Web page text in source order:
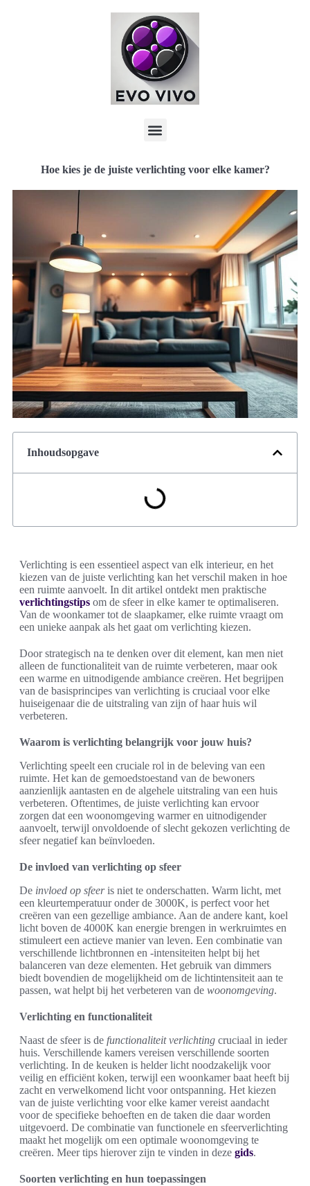
Hoe kies je de juiste verlichting voor elke kamer?
Inhoudsopgave
Verlichting is een essentieel aspect van elk interieur, en het
kiezen van de juiste verlichting kan het verschil maken in hoe
een ruimte aanvoelt. In dit artikel ontdekt men praktische
verlichtingstips om de sfeer in elke kamer te optimaliseren.
Van de woonkamer tot de slaapkamer, elke ruimte vraagt om
een unieke aanpak als het gaat om verlichting kiezen.
Door strategisch na te denken over dit element, kan men niet
alleen de functionaliteit van de ruimte verbeteren, maar ook
een warme en uitnodigende ambiance creëren. Het begrijpen
van de basisprincipes van verlichting is cruciaal voor elke
huiseigenaar die de uitstraling van zijn of haar huis wil
verbeteren.
Waarom is verlichting belangrijk voor jouw huis?
Verlichting speelt een cruciale rol in de beleving van een
ruimte. Het kan de gemoedstoestand van de bewoners
aanzienlijk aantasten en de algehele uitstraling van een huis
verbeteren. Oftentimes, de juiste verlichting kan ervoor
zorgen dat een woonomgeving warmer en uitnodigender
aanvoelt, terwijl onvoldoende of slecht gekozen verlichting de
sfeer negatief kan beïnvloeden.
De invloed van verlichting op sfeer
De invloed op sfeeris niet te onderschatten. Warm licht, met
een kleurtemperatuur onder de 3000K, is perfect voor het
creëren van een gezellige ambiance. Aan de andere kant, koel
licht boven de 4000K kan energie brengen in werkruimtes en
stimuleert een actieve manier van leven. Een combinatie van
verschillende lichtbronnen en -intensiteiten helpt bij het
balanceren van deze elementen. Het gebruik van dimmers
biedt bovendien de mogelijkheid om de lichtintensiteit aan te
passen, wat helpt bij het verbeteren van de woonomgeving.
Verlichting en functionaliteit
Naast de sfeer is de functionaliteit verlichting cruciaal in ieder
huis. Verschillende kamers vereisen verschillende soorten
verlichting. In de keuken is helder licht noodzakelijk voor
veilig en efficiënt koken, terwijl een woonkamer baat heeft bij
zacht en verwelkomend licht voor ontspanning. Het kiezen
van de juiste verlichting voor elke kamer vereist aandacht
voor de specifieke behoeften en de taken die daar worden
uitgevoerd. De combinatie van functionele en sfeerverlichting
maakt het mogelijk om een optimale woonomgeving te
creëren. Meer tips hierover zijn te vinden in deze gids.
Soorten verlichting en hun toepassingen